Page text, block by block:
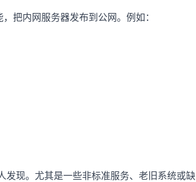
把内网服务器发布到公网。例如：
发现。尤其是一些非标准服务、老旧系统或缺